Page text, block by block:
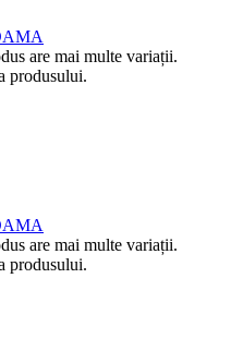
are mai multe variații.
produsului.
are mai multe variații.
produsului.